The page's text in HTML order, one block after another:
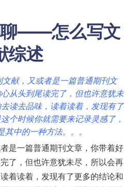
——怎么写文
综述
献，又或者是一篇普通期刊文
从头到尾读完了，但也许意犹未
读去品味，读着读着，发现有了
个时候你就需要来记录灵感了，
其中的一种方法。。。
是一篇普通期刊文章，你带着好
了，但也许意犹未尽，所以会再
着读着，发现有了更多的结论和